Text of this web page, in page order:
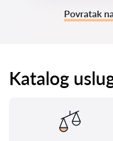
Povratak
Katalog